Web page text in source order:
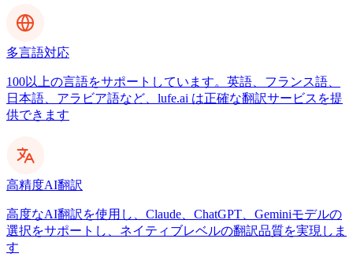
多言語対応
100以上の言語をサポートしています。英語、フランス語、
日本語、アラビア語など、lufe.ai は正確な翻訳サービスを提
供できます
高精度AI翻訳
高度なAI翻訳を使用し、Claude、ChatGPT、Geminiモデルの
選択をサポートし、ネイティブレベルの翻訳品質を実現しま
す